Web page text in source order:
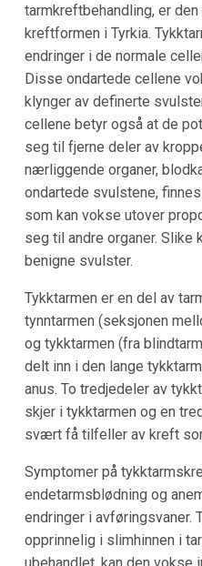
tarmkreftbehandling, er
kreftformen i Tyrkia.
endringer i de normale
Disse ondartede cellene
klynger av definerte
cellene betyr også at de
seg til fjerne deler av
nærliggende organer,
ondartede svulstene,
som kan vokse utover
seg til andre organer.
benigne svulster.
Tykktarmen er en del av
tynntarmen (seksjonen
og tykktarmen (fra
delt inn i den lange
anus. To tredjedeler av
skjer i tykktarmen og en
svært få tilfeller av kreft
Symptomer på
endetarmsblødning og
endringer i avføringsvaner.
opprinnelig i slimhinnen i